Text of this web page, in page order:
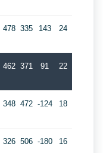
478 335 143 24
462 371 91 22
348 472 -124 18
326 506 -180 16